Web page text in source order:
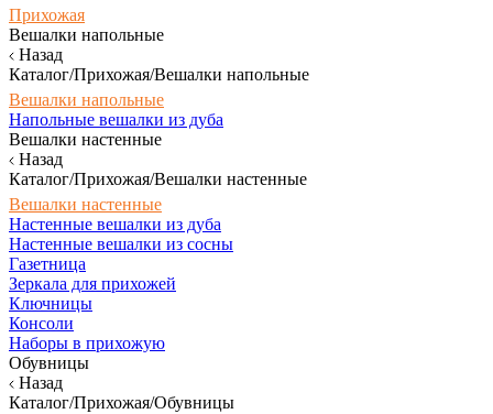
Прихожая
Вешалки напольные
Назад
Каталог/Прихожая/Вешалки напольные
Вешалки напольные
Напольные вешалки из дуба
Вешалки настенные
Назад
Каталог/Прихожая/Вешалки настенные
Вешалки настенные
Настенные вешалки из дуба
Настенные вешалки из сосны
Газетница
Зеркала для прихожей
Ключницы
Консоли
Наборы в прихожую
Обувницы
Назад
Каталог/Прихожая/Обувницы